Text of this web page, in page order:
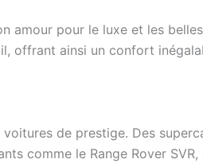
amour pour le luxe et les
offrant ainsi un confort
de prestige. Des
comme le Range Rover